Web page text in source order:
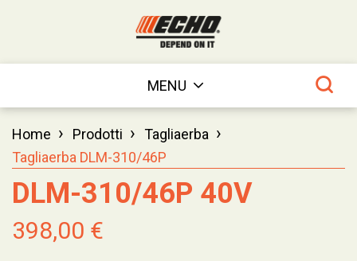
MENU
Home › Prodotti › Tagliaerba ›
Tagliaerba DLM-310/46P
DLM-310/46P 40V
398,00 €